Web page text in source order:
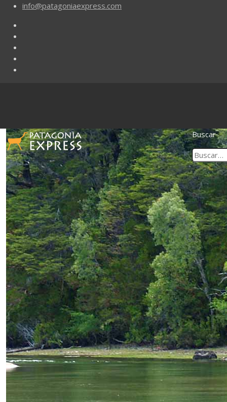
info@patagoniaexpress.com
Buscar